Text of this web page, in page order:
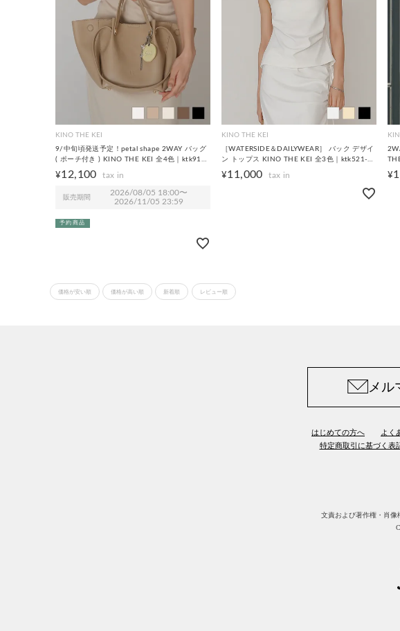
KINO THE KEI
9/中旬頃発送予定！petal shape 2WAY バッグ
( ポーチ付き ) KINO THE KEI 全4色｜ktk912-
0202【9】
¥12,100
販売期間
2026/08/05 18:00〜
2026/11/05 23:59
予約商品
KINO THE KEI
［WATERSIDE＆DAILYWEAR］ バック デザイ
ン トップス KINO THE KEI 全3色｜ktk521-
0264【2】
¥11,000 ¥
価格が安い順 価格が高い順 新着順 レビュー順
メル
はじめての方へ よく
特定商取引に基づく表
文責および著作権・肖像